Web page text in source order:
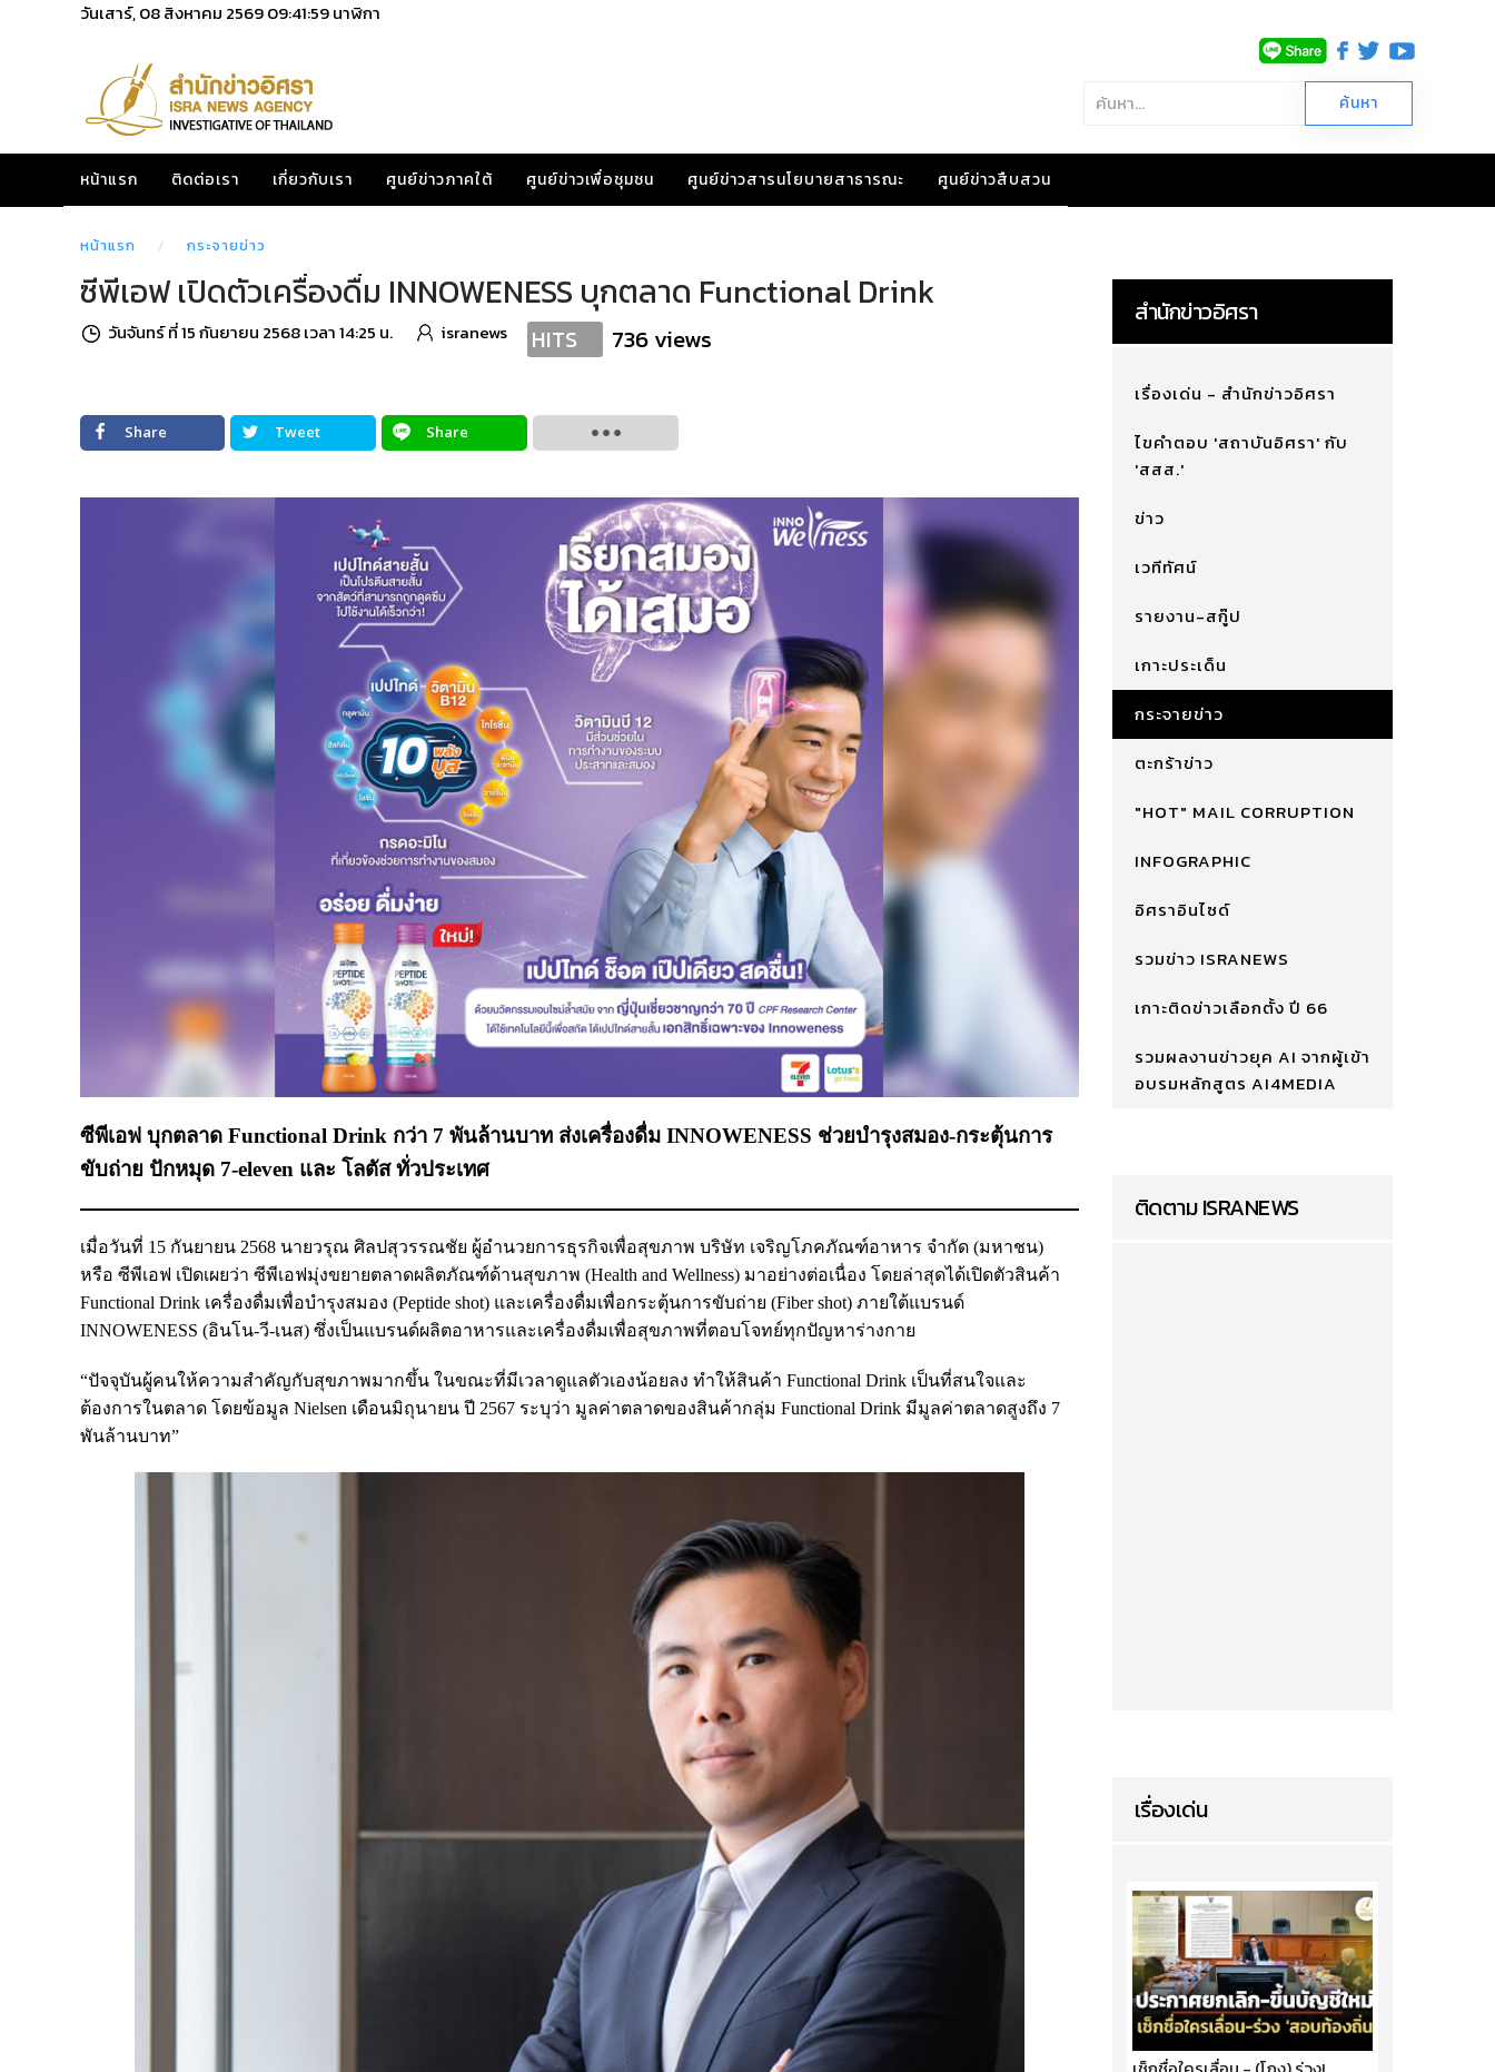
วันเสาร์, 08 สิงหาคม 256909:42:01นาฬิกา
หน้าแรก ติดต่อเรา เกี่ยวกับเรา ศูนย์ข่าวภาคใต้ ศูนย์ข่าวเพื่อชุมชน ศูนย์ข่าวสารนโยบายสาธารณะ ศูนย์ข่าวสืบสวน
หน้าแรก กระจายข่าว
ซีพีเอฟ เปิดตัวเครื่องดื่ม INNOWENESS บุกตลาด Functional Drink
วันจันทร์ ที่ 15 กันยายน 2568 เวลา 14:25 น. isranews HITS 736 views
Share Tweet Share
ซีพีเอฟ บุกตลาด Functional Drink กว่า 7 พันล้านบาท ส่งเครื่องดื่ม INNOWENESS ช่วยบำรุงสมอง-กระตุ้นการ
ขับถ่าย ปักหมุด 7-eleven และ โลตัส ทั่วประเทศ
เมื่อวันที่ 15 กันยายน 2568 นายวรุณ ศิลปสุวรรณชัย ผู้อำนวยการธุรกิจเพื่อสุขภาพ บริษัท เจริญโภคภัณฑ์อาหาร จำกัด (มหาชน)
หรือ ซีพีเอฟ เปิดเผยว่า ซีพีเอฟมุ่งขยายตลาดผลิตภัณฑ์ด้านสุขภาพ (Health and Wellness) มาอย่างต่อเนื่อง โดยล่าสุดได้เปิดตัวสินค้า
Functional Drink เครื่องดื่มเพื่อบำรุงสมอง (Peptide shot) และเครื่องดื่มเพื่อกระตุ้นการขับถ่าย (Fiber shot) ภายใต้แบรนด์
INNOWENESS (อินโน-วี-เนส) ซึ่งเป็นแบรนด์ผลิตอาหารและเครื่องดื่มเพื่อสุขภาพที่ตอบโจทย์ทุกปัญหาร่างกาย
“ปัจจุบันผู้คนให้ความสำคัญกับสุขภาพมากขึ้น ในขณะที่มีเวลาดูแลตัวเองน้อยลง ทำให้สินค้า Functional Drink เป็นที่สนใจและ
ต้องการในตลาด โดยข้อมูล Nielsen เดือนมิถุนายน ปี 2567 ระบุว่า มูลค่าตลาดของสินค้ากลุ่ม Functional Drink มีมูลค่าตลาดสูงถึง 7
พันล้านบาท”
สำนักข่าวอิศรา
เรื่องเด่น - สำนักข่าวอิศรา
ไขคำตอบ 'สถาบันอิศรา' กับ
'สสส.'
ข่าว
เวทีทัศน์
รายงาน-สกู๊ป
เกาะประเด็น
กระจายข่าว
ตะกร้าข่าว
"HOT" MAIL CORRUPTION
INFOGRAPHIC
อิศราอินไซด์
รวมข่าว ISRANEWS
เกาะติดข่าวเลือกตั้ง ปี 66
รวมผลงานข่าวยุค AI จากผู้เข้า
อบรมหลักสูตร AI4MEDIA
ติดตาม ISRANEWS
เรื่องเด่น